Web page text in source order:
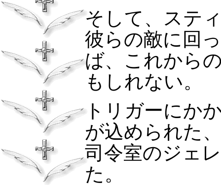
そして、ステ
彼らの敵に回
ば、これから
もしれない。
トリガーにか
が込められた
司令室のジェ
た。